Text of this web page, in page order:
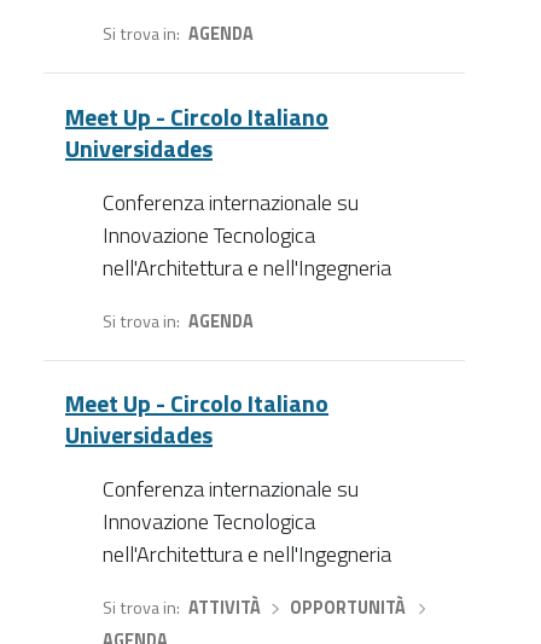
Si trova in AGENDA
Meet Up - Circolo Italiano
Universidades
Conferenza internazionale su
Innovazione Tecnologica
nell'Architettura e nell'Ingegneria
Si trova in AGENDA
Meet Up - Circolo Italiano
Universidades
Conferenza internazionale su
Innovazione Tecnologica
nell'Architettura e nell'Ingegneria
Si trova in ATTIVITÀ› OPPORTUNITÀ